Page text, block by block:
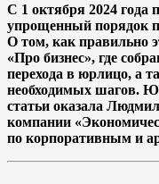
С 1 октября 2024 года
упрощенный порядок
О том, как правильно
«Про бизнес», где
перехода в юрлицо, а
необходимых шагов.
статьи оказала
компании
по корпоративным и